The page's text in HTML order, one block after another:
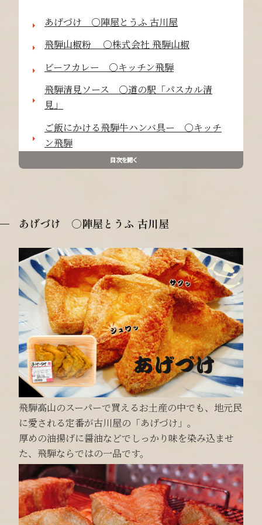
あげづけ ○陣屋とうふ 古川屋
飛騨山椒粉 ○株式会社 飛騨山椒
ビーフカレー ○キッチン飛騨
飛騨清見ソース ○道の駅「パスカル清
見」
ご飯にかける飛騨牛ハンバ具ー ○キッチ
ン飛騨
目次を開く
あげづけ ○陣屋とうふ 古川屋
飛騨高山のスーパーで買えるお土産の中でも、地元民
に愛される定番が古川屋の「あげづけ」。
厚めの油揚げに醤油などでしっかり味を染み込ませ
た、飛騨ならではの一品です。